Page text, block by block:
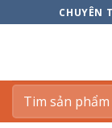
to
CHUYÊN
Tìm
kiếm: